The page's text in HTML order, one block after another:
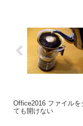
Office2016 ファイルを
ても開けない